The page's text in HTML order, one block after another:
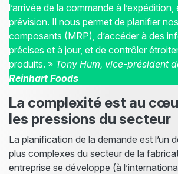
l’arrivée de la commande à
prévision. Il nous permet de planifier
composants (MRP), d’accéder à des
précises et à jour, et de contrôler
produits. » Tony Hum, vice-président
Reinhart Foods
La complexité est au
les pressions du secteur
La planification de la demande est l’un
plus complexes du secteur de la
entreprise se développe (à